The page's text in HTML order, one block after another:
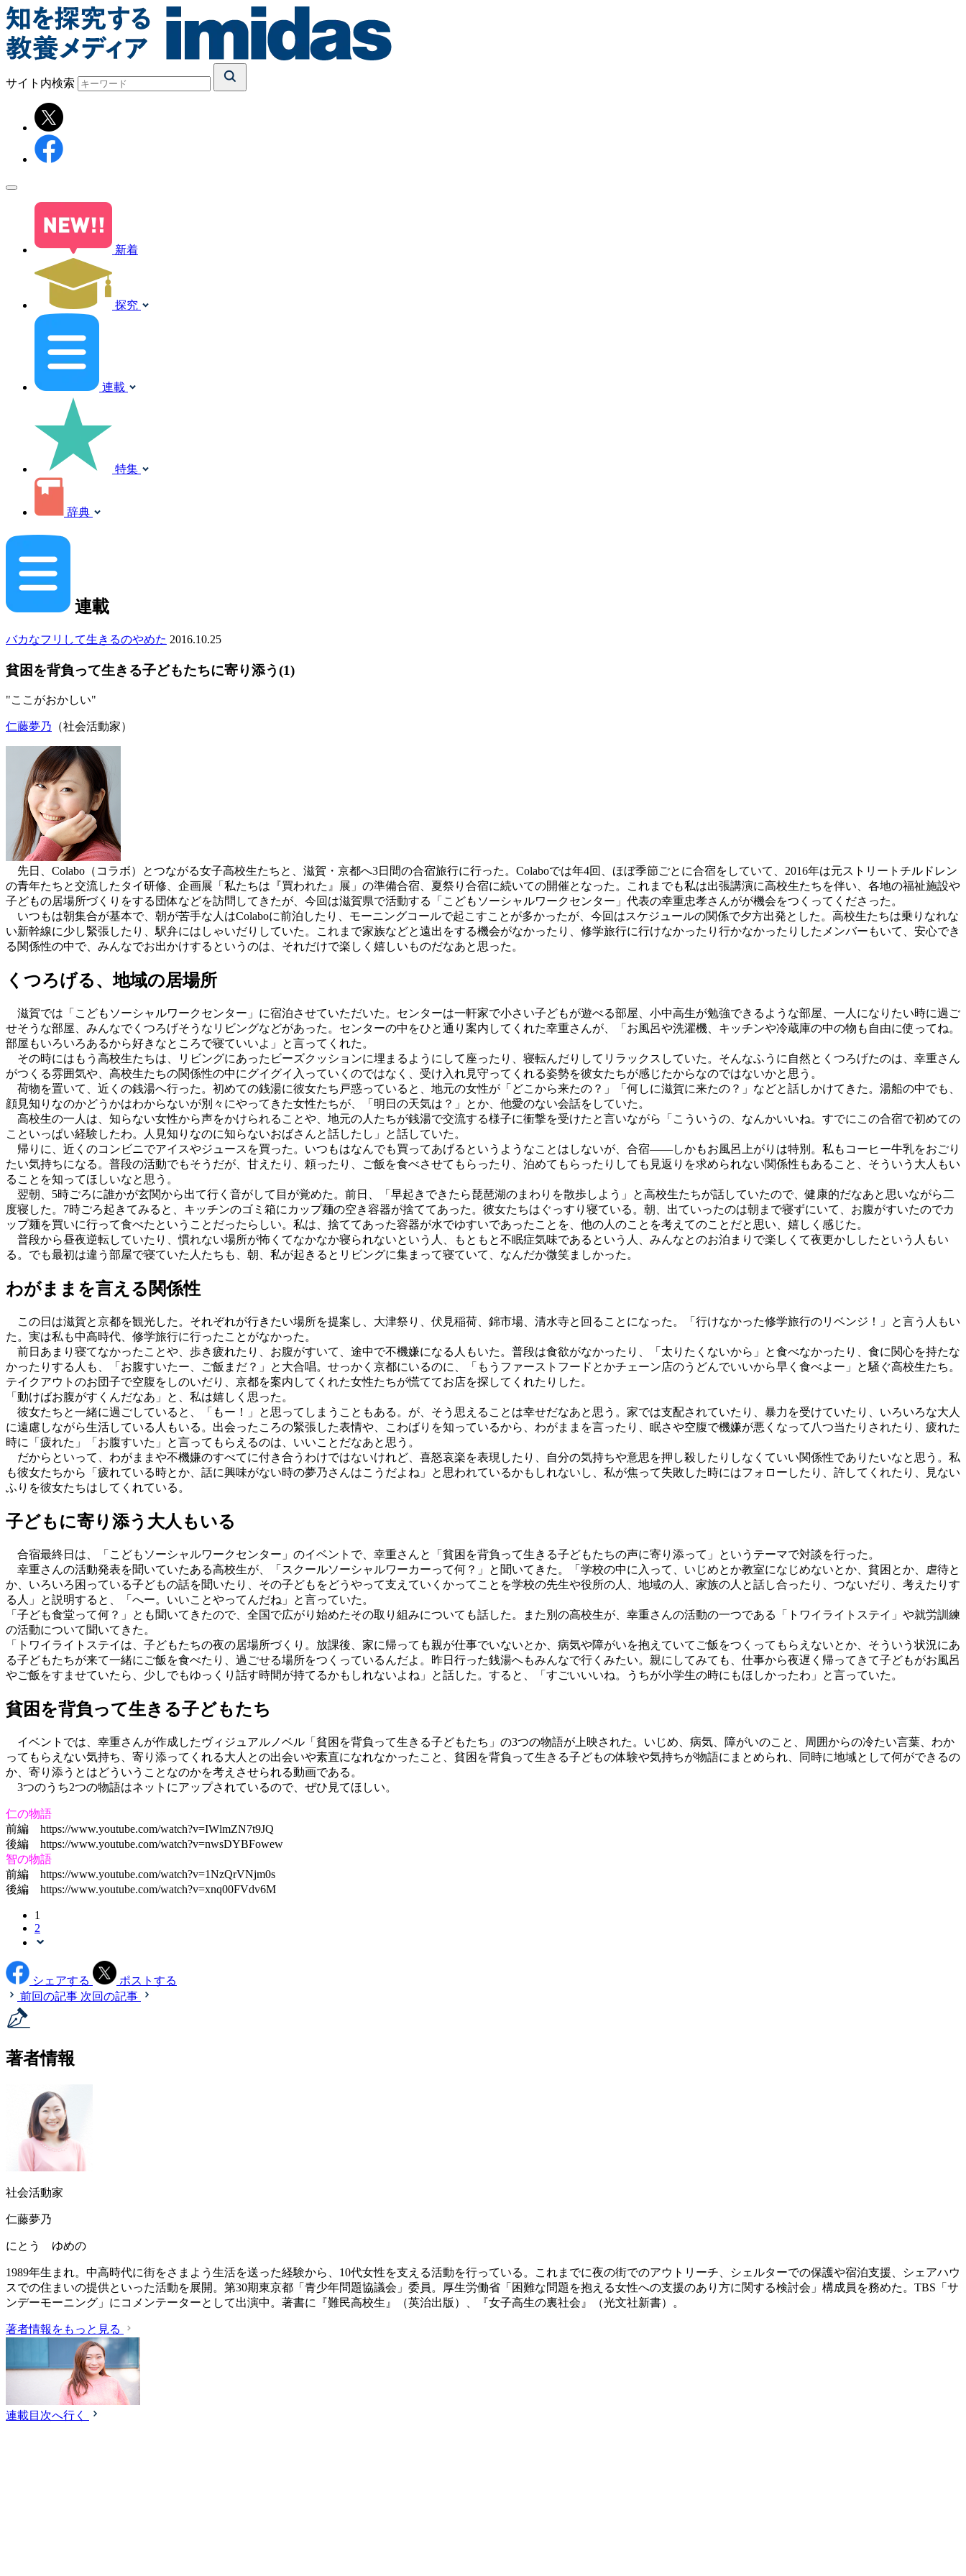
サイト内検索
新着
探究
連載
特集
辞典
連載
バカなフリして生きるのやめた 2016.10.25
貧困を背負って生きる子どもたちに寄り添う(1)
"ここがおかしい"
仁藤夢乃 （社会活動家）
先日、Colabo（コラボ）とつながる女子高校生たちと、滋賀・京都へ3日間の合宿旅行に行った。Colaboでは年4回、ほぼ季節ごとに合宿をしていて、2016年は元ストリートチルドレン
の青年たちと交流したタイ研修、企画展「私たちは『買われた』展」の準備合宿、夏祭り合宿に続いての開催となった。これまでも私は出張講演に高校生たちを伴い、各地の福祉施設や
子どもの居場所づくりをする団体などを訪問してきたが、今回は滋賀県で活動する「こどもソーシャルワークセンター」代表の幸重忠孝さんがが機会をつくってくださった。
いつもは朝集合が基本で、朝が苦手な人はColaboに前泊したり、モーニングコールで起こすことが多かったが、今回はスケジュールの関係で夕方出発とした。高校生たちは乗りなれな
い新幹線に少し緊張したり、駅弁にはしゃいだりしていた。これまで家族などと遠出をする機会がなかったり、修学旅行に行けなかったり行かなかったりしたメンバーもいて、安心でき
る関係性の中で、みんなでお出かけするというのは、それだけで楽しく嬉しいものだなあと思った。
くつろげる、地域の居場所
滋賀では「こどもソーシャルワークセンター」に宿泊させていただいた。センターは一軒家で小さい子どもが遊べる部屋、小中高生が勉強できるような部屋、一人になりたい時に過ご
せそうな部屋、みんなでくつろげそうなリビングなどがあった。センターの中をひと通り案内してくれた幸重さんが、「お風呂や洗濯機、キッチンや冷蔵庫の中の物も自由に使ってね。
部屋もいろいろあるから好きなところで寝ていいよ」と言ってくれた。
その時にはもう高校生たちは、リビングにあったビーズクッションに埋まるようにして座ったり、寝転んだりしてリラックスしていた。そんなふうに自然とくつろげたのは、幸重さん
がつくる雰囲気や、高校生たちの関係性の中にグイグイ入っていくのではなく、受け入れ見守ってくれる姿勢を彼女たちが感じたからなのではないかと思う。
荷物を置いて、近くの銭湯へ行った。初めての銭湯に彼女たち戸惑っていると、地元の女性が「どこから来たの？」「何しに滋賀に来たの？」などと話しかけてきた。湯船の中でも、
顔見知りなのかどうかはわからないが別々にやってきた女性たちが、「明日の天気は？」とか、他愛のない会話をしていた。
高校生の一人は、知らない女性から声をかけられることや、地元の人たちが銭湯で交流する様子に衝撃を受けたと言いながら「こういうの、なんかいいね。すでにこの合宿で初めての
こといっぱい経験したわ。人見知りなのに知らないおばさんと話したし」と話していた。
帰りに、近くのコンビニでアイスやジュースを買った。いつもはなんでも買ってあげるというようなことはしないが、合宿――しかもお風呂上がりは特別。私もコーヒー牛乳をおごり
たい気持ちになる。普段の活動でもそうだが、甘えたり、頼ったり、ご飯を食べさせてもらったり、泊めてもらったりしても見返りを求められない関係性もあること、そういう大人もい
ることを知ってほしいなと思う。
翌朝、5時ごろに誰かが玄関から出て行く音がして目が覚めた。前日、「早起きできたら琵琶湖のまわりを散歩しよう」と高校生たちが話していたので、健康的だなあと思いながら二
度寝した。7時ごろ起きてみると、キッチンのゴミ箱にカップ麺の空き容器が捨ててあった。彼女たちはぐっすり寝ている。朝、出ていったのは朝まで寝ずにいて、お腹がすいたのでカ
ップ麺を買いに行って食べたということだったらしい。私は、捨ててあった容器が水でゆすいであったことを、他の人のことを考えてのことだと思い、嬉しく感じた。
普段から昼夜逆転していたり、慣れない場所が怖くてなかなか寝られないという人、もともと不眠症気味であるという人、みんなとのお泊まりで楽しくて夜更かししたという人もい
る。でも最初は違う部屋で寝ていた人たちも、朝、私が起きるとリビングに集まって寝ていて、なんだか微笑ましかった。
わがままを言える関係性
この日は滋賀と京都を観光した。それぞれが行きたい場所を提案し、大津祭り、伏見稲荷、錦市場、清水寺と回ることになった。「行けなかった修学旅行のリベンジ！」と言う人もい
た。実は私も中高時代、修学旅行に行ったことがなかった。
前日あまり寝てなかったことや、歩き疲れたり、お腹がすいて、途中で不機嫌になる人もいた。普段は食欲がなかったり、「太りたくないから」と食べなかったり、食に関心を持たな
かったりする人も、「お腹すいたー、ご飯まだ？」と大合唱。せっかく京都にいるのに、「もうファーストフードとかチェーン店のうどんでいいから早く食べよー」と騒ぐ高校生たち。
テイクアウトのお団子で空腹をしのいだり、京都を案内してくれた女性たちが慌ててお店を探してくれたりした。
「動けばお腹がすくんだなあ」と、私は嬉しく思った。
彼女たちと一緒に過ごしていると、「もー！」と思ってしまうこともある。が、そう思えることは幸せだなあと思う。家では支配されていたり、暴力を受けていたり、いろいろな大人
に遠慮しながら生活している人もいる。出会ったころの緊張した表情や、こわばりを知っているから、わがままを言ったり、眠さや空腹で機嫌が悪くなって八つ当たりされたり、疲れた
時に「疲れた」「お腹すいた」と言ってもらえるのは、いいことだなあと思う。
だからといって、わがままや不機嫌のすべてに付き合うわけではないけれど、喜怒哀楽を表現したり、自分の気持ちや意思を押し殺したりしなくていい関係性でありたいなと思う。私
も彼女たちから「疲れている時とか、話に興味がない時の夢乃さんはこうだよね」と思われているかもしれないし、私が焦って失敗した時にはフォローしたり、許してくれたり、見ない
ふりを彼女たちはしてくれている。
子どもに寄り添う大人もいる
合宿最終日は、「こどもソーシャルワークセンター」のイベントで、幸重さんと「貧困を背負って生きる子どもたちの声に寄り添って」というテーマで対談を行った。
幸重さんの活動発表を聞いていたある高校生が、「スクールソーシャルワーカーって何？」と聞いてきた。「学校の中に入って、いじめとか教室になじめないとか、貧困とか、虐待と
か、いろいろ困っている子どもの話を聞いたり、その子どもをどうやって支えていくかってことを学校の先生や役所の人、地域の人、家族の人と話し合ったり、つないだり、考えたりす
る人」と説明すると、「へー。いいことやってんだね」と言っていた。
「子ども食堂って何？」とも聞いてきたので、全国で広がり始めたその取り組みについても話した。また別の高校生が、幸重さんの活動の一つである「トワイライトステイ」や就労訓練
の活動について聞いてきた。
「トワイライトステイは、子どもたちの夜の居場所づくり。放課後、家に帰っても親が仕事でいないとか、病気や障がいを抱えていてご飯をつくってもらえないとか、そういう状況にあ
る子どもたちが来て一緒にご飯を食べたり、過ごせる場所をつくっているんだよ。昨日行った銭湯へもみんなで行くみたい。親にしてみても、仕事から夜遅く帰ってきて子どもがお風呂
やご飯をすませていたら、少しでもゆっくり話す時間が持てるかもしれないよね」と話した。すると、「すごいいいね。うちが小学生の時にもほしかったわ」と言っていた。
貧困を背負って生きる子どもたち
イベントでは、幸重さんが作成したヴィジュアルノベル「貧困を背負って生きる子どもたち」の3つの物語が上映された。いじめ、病気、障がいのこと、周囲からの冷たい言葉、わか
ってもらえない気持ち、寄り添ってくれる大人との出会いや素直になれなかったこと、貧困を背負って生きる子どもの体験や気持ちが物語にまとめられ、同時に地域として何ができるの
か、寄り添うとはどういうことなのかを考えさせられる動画である。
3つのうち2つの物語はネットにアップされているので、ぜひ見てほしい。
仁の物語
前編 https://www.youtube.com/watch?v=IWlmZN7t9JQ
後編 https://www.youtube.com/watch?v=nwsDYBFowew
智の物語
前編 https://www.youtube.com/watch?v=1NzQrVNjm0s
後編 https://www.youtube.com/watch?v=xnq00FVdv6M
1
2
シェアする
ポストする
前回の記事 次回の記事
著者情報
社会活動家
仁藤夢乃
にとう ゆめの
1989年生まれ。中高時代に街をさまよう生活を送った経験から、10代女性を支える活動を行っている。これまでに夜の街でのアウトリーチ、シェルターでの保護や宿泊支援、シェアハウ
スでの住まいの提供といった活動を展開。第30期東京都「青少年問題協議会」委員。厚生労働省「困難な問題を抱える女性への支援のあり方に関する検討会」構成員を務めた。TBS「サ
ンデーモーニング」にコメンテーターとして出演中。著書に『難民高校生』（英治出版）、『女子高生の裏社会』（光文社新書）。
著者情報をもっと見る
連載目次へ行く